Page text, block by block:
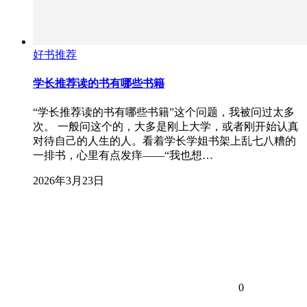
好书推荐
学长推荐读的书有哪些书籍
“学长推荐读的书有哪些书籍”这个问题，我被问过太多
次。 一般问这个的，大多是刚上大学，或者刚开始认真
对待自己的人生的人。看着学长学姐书架上乱七八糟的
一排书，心里有点发痒——“我也想…
2026年3月23日
0